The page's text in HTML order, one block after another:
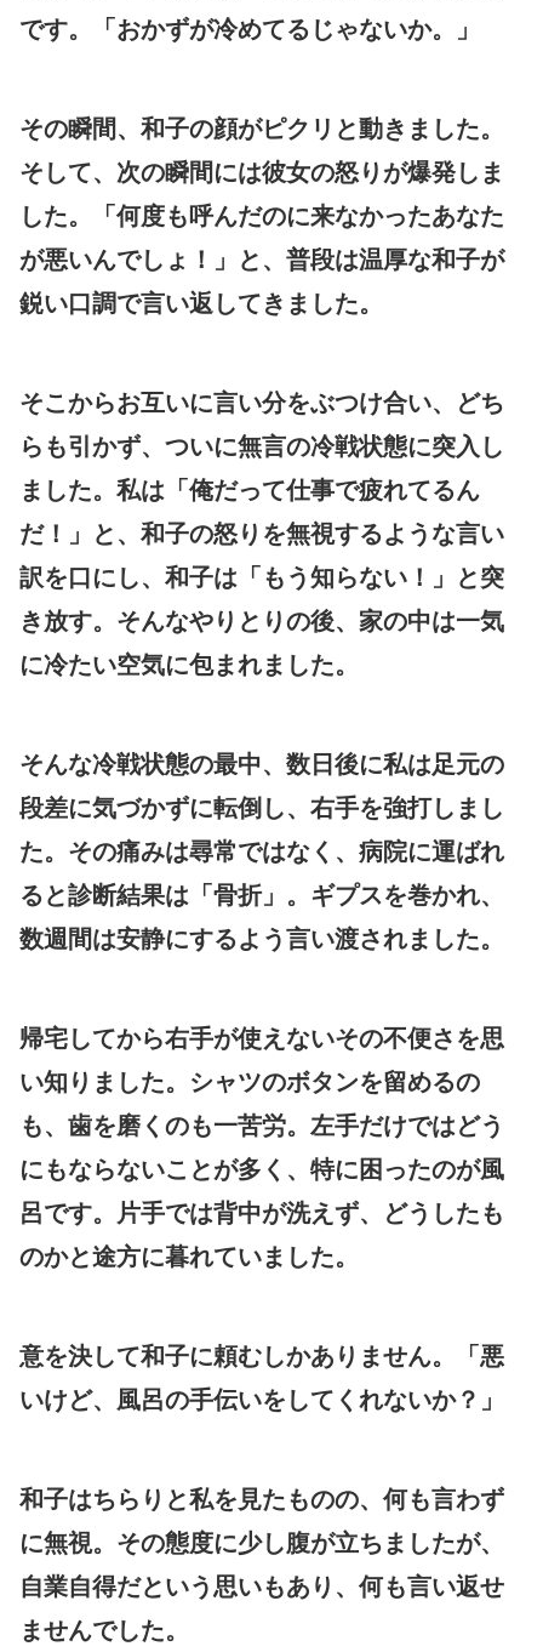
です。「おかずが冷めてるじゃないか。」
その瞬間、和子の顔がピクリと動きました。
そして、次の瞬間には彼女の怒りが爆発しま
した。「何度も呼んだのに来なかったあなた
が悪いんでしょ！」と、普段は温厚な和子が
鋭い口調で言い返してきました。
そこからお互いに言い分をぶつけ合い、どち
らも引かず、ついに無言の冷戦状態に突入し
ました。私は「俺だって仕事で疲れてるん
だ！」と、和子の怒りを無視するような言い
訳を口にし、和子は「もう知らない！」と突
き放す。そんなやりとりの後、家の中は一気
に冷たい空気に包まれました。
そんな冷戦状態の最中、数日後に私は足元の
段差に気づかずに転倒し、右手を強打しまし
た。その痛みは尋常ではなく、病院に運ばれ
ると診断結果は「骨折」。ギプスを巻かれ、
数週間は安静にするよう言い渡されました。
帰宅してから右手が使えないその不便さを思
い知りました。シャツのボタンを留めるの
も、歯を磨くのも一苦労。左手だけではどう
にもならないことが多く、特に困ったのが風
呂です。片手では背中が洗えず、どうしたも
のかと途方に暮れていました。
意を決して和子に頼むしかありません。「悪
いけど、風呂の手伝いをしてくれないか？」
和子はちらりと私を見たものの、何も言わず
に無視。その態度に少し腹が立ちましたが、
自業自得だという思いもあり、何も言い返せ
ませんでした。